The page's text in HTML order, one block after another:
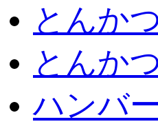
とんか
とんか
ハンバ